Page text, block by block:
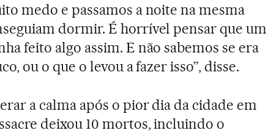
medo e passamos a noite na mesma
dormir. É horrível pensar que um
feito algo assim. E não sabemos se era
ou o que o levou a fazer isso”, disse.
a calma após o pior dia da cidade em
deixou 10 mortos, incluindo o